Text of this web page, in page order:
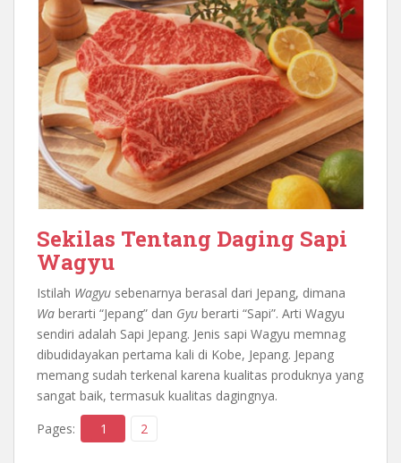
Sekilas Tentang Daging Sapi
Wagyu
Istilah Wagyu sebenarnya berasal dari Jepang, dimana
Wa berarti “Jepang” dan Gyu berarti “Sapi”. Arti Wagyu
sendiri adalah Sapi Jepang. Jenis sapi Wagyu memnag
dibudidayakan pertama kali di Kobe, Jepang. Jepang
memang sudah terkenal karena kualitas produknya yang
sangat baik, termasuk kualitas dagingnya.
Pages:
1 2